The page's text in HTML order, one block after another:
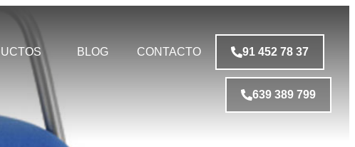
BLOG CONTACTO 91 452 78 37
639 389 799